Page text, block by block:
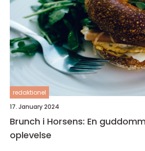
redaktionel
17. January 2024
Brunch i Horsens: En
oplevelse